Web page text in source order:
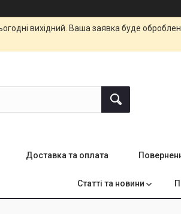
вихідний. Ваша заявка буде
Доставка та оплата
Статті та новини